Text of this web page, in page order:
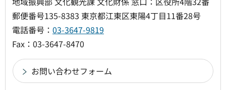
郵便番号135-8383 東京都江東区東陽4丁目11番28号
電話番号： 03-3647-9819
Fax：03-3647-8470